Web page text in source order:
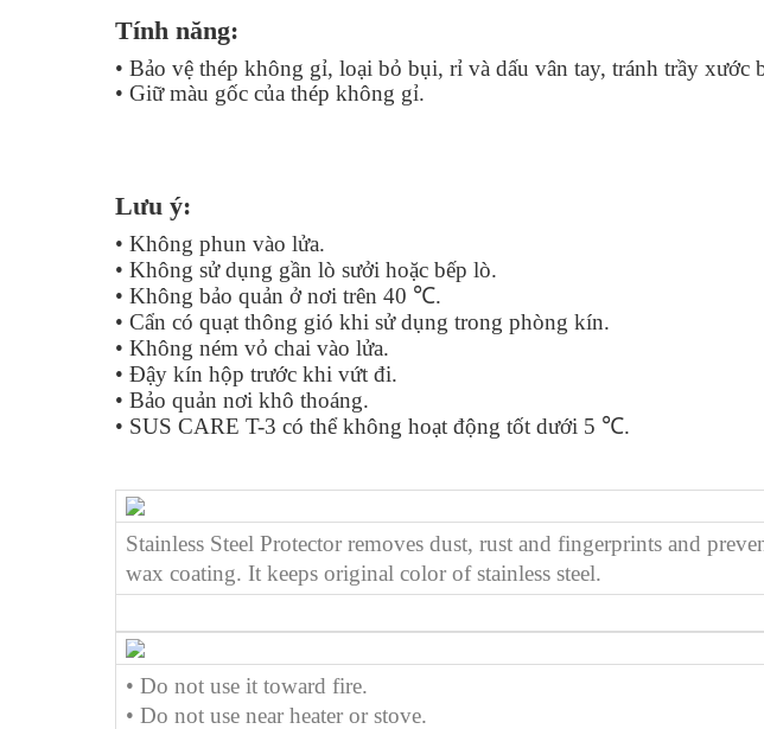
Tính năng:
• Bảo vệ thép không gỉ, loại bỏ bụi, rỉ và dấu vân tay, tránh trầy xước
• Giữ màu gốc của thép không gỉ.
Lưu ý:
• Không phun vào lửa.
• Không sử dụng gần lò sưởi hoặc bếp lò.
• Không bảo quản ở nơi trên 40 ℃.
• Cẩn có quạt thông gió khi sử dụng trong phòng kín.
• Không ném vỏ chai vào lửa.
• Đậy kín hộp trước khi vứt đi.
• Bảo quản nơi khô thoáng.
• SUS CARE T-3 có thể không hoạt động tốt dưới 5 ℃.
Stainless Steel Protector removes dust, rust and fingerprints and
wax coating. It keeps original color of stainless steel.
• Do not use it toward fire.
• Do not use near heater or stove.